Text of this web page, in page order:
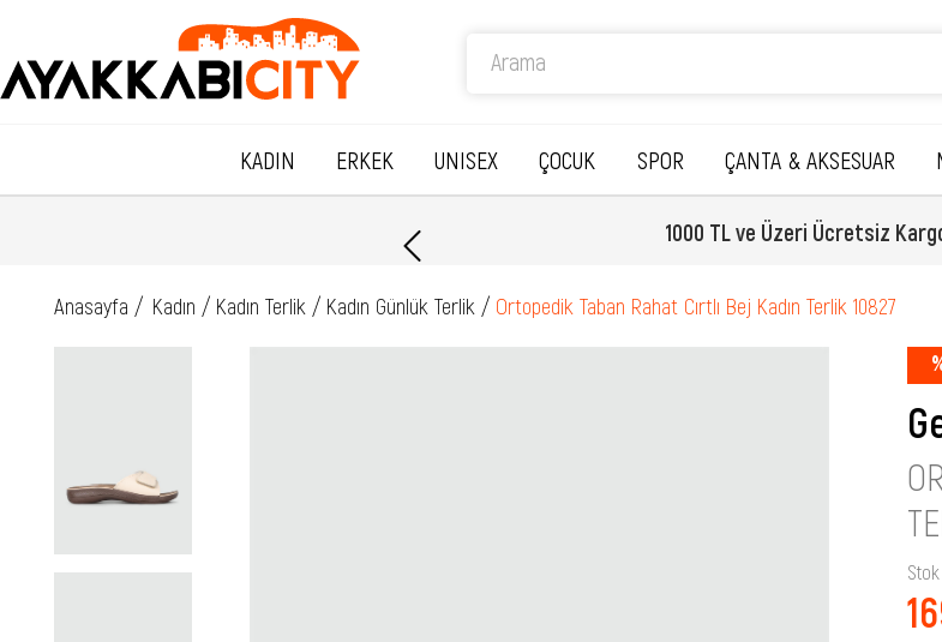
KADIN ERKEK UNISEX ÇOCUK SPOR ÇANTA & AKSESUAR
1000 TL ve Üzeri Ücretsiz
Anasayfa Kadın Kadın Terlik Kadın Günlük Terlik Ortopedik Taban Rahat Cırtlı Bej Kadın Terlik 10827